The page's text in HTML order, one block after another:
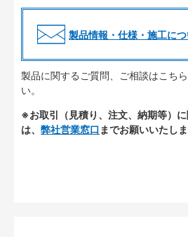
製品情報・仕様・施工に
製品に関するご質問、ご相談はこち
い。
※お取引（見積り、注文、納期等）
は、 弊社営業窓口 までお願いいたしま